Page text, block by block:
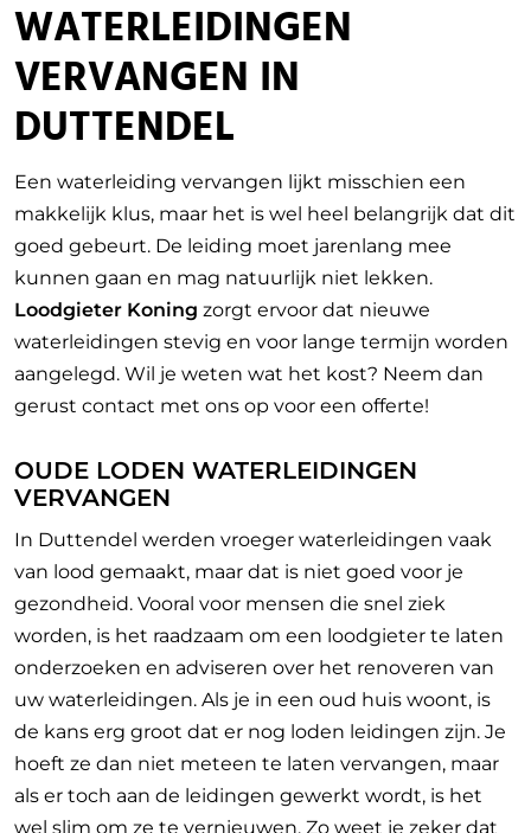
WATERLEIDINGEN
VERVANGEN IN
DUTTENDEL
Een waterleiding vervangen lijkt misschien een
makkelijk klus, maar het is wel heel belangrijk dat dit
goed gebeurt. De leiding moet jarenlang mee
kunnen gaan en mag natuurlijk niet lekken.
Loodgieter Koning zorgt ervoor dat nieuwe
waterleidingen stevig en voor lange termijn worden
aangelegd. Wil je weten wat het kost? Neem dan
gerust contact met ons op voor een offerte!
OUDE LODEN WATERLEIDINGEN
VERVANGEN
In Duttendel werden vroeger waterleidingen vaak
van lood gemaakt, maar dat is niet goed voor je
gezondheid. Vooral voor mensen die snel ziek
worden, is het raadzaam om een loodgieter te laten
onderzoeken en adviseren over het renoveren van
uw waterleidingen. Als je in een oud huis woont, is
de kans erg groot dat er nog loden leidingen zijn. Je
hoeft ze dan niet meteen te laten vervangen, maar
als er toch aan de leidingen gewerkt wordt, is het
wel slim om ze te vernieuwen. Zo weet je zeker dat